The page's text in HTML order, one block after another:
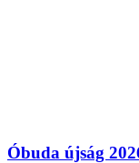
Óbuda újság